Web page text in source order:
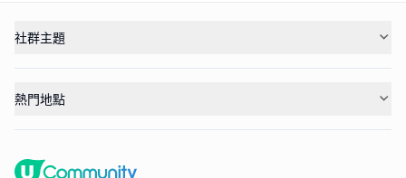
社群主題
熱門地點